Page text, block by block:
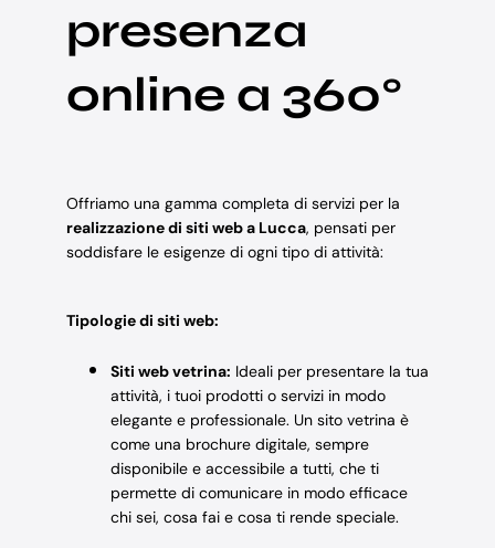
presenza
online a 360°
Offriamo una gamma completa di servizi per la
realizzazione di siti web a Lucca, pensati per
soddisfare le esigenze di ogni tipo di attività:
Tipologie di siti web:
Siti web vetrina: Ideali per presentare la tua
attività, i tuoi prodotti o servizi in modo
elegante e professionale. Un sito vetrina è
come una brochure digitale, sempre
disponibile e accessibile a tutti, che ti
permette di comunicare in modo efficace
chi sei, cosa fai e cosa ti rende speciale.